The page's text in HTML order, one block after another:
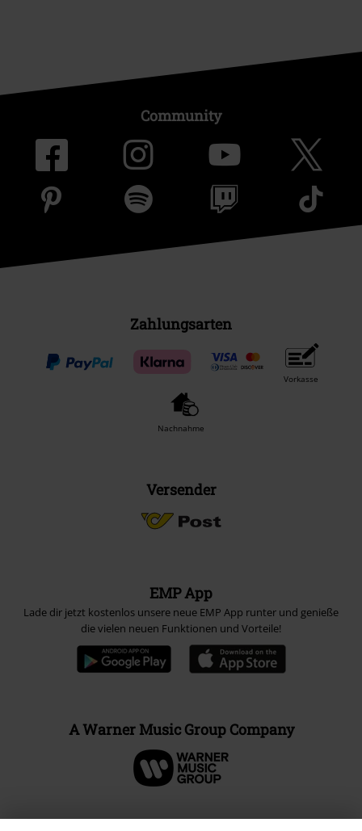
Community
Zahlungsarten
Vorkasse
Nachnahme
Versender
EMP App
Lade dir jetzt kostenlos unsere neue EMP App runter und genieße
die vielen neuen Funktionen und Vorteile!
A Warner Music Group Company